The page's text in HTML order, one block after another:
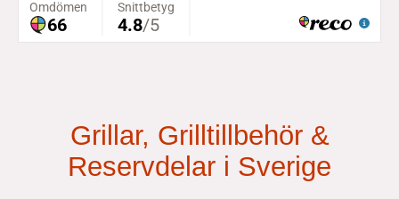
Grillar, Grilltillbehör &
Reservdelar i Sverige